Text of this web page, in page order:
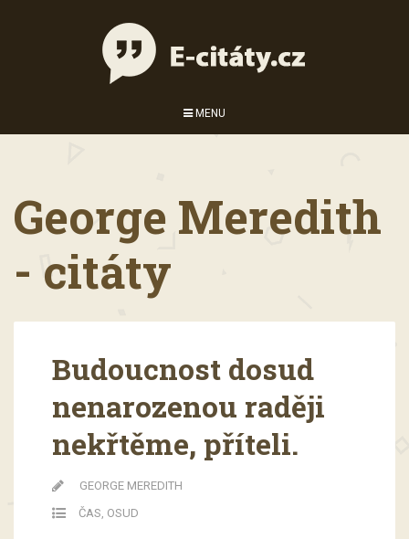
MENU
George Meredith
- citáty
Budoucnost dosud
nenarozenou raději
nekřtěme, příteli.
GEORGE MEREDITH
ČAS, OSUD